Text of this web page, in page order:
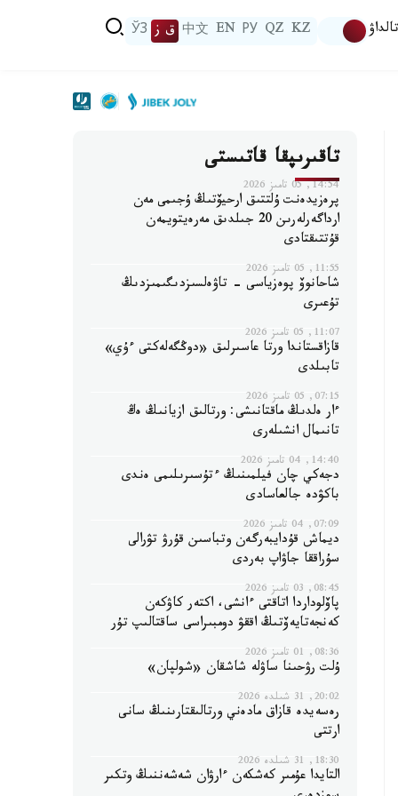
تالداۋ KZ
QZ
РУ
EN
中文 ق ز ЎЗ
تاقىرىپقا قاتىستى
14:54, 05 تامىز 2026
پرەزيدەنت ۇلتتىق ارحيۆتىڭ ۇجىمى مەن
ارداگەرلەرىن 20 جىلدىق مەرەيتويمەن
قۇتتىقتادى
11:55, 05 تامىز 2026
شاحانوۆ پوەزياسى - تاۋەلسىزدىگىمىزدىڭ
تۇعىرى
11:07, 05 تامىز 2026
قازاقستاندا ورتا عاسىرلىق «دوڭگەلەكتى ءۇي»
تابىلدى
07:15, 05 تامىز 2026
ءار ەلدىڭ ماقتانىشى: ورتالىق ازيانىڭ ەڭ
تانىمال انشىلەرى
14:40, 04 تامىز 2026
دجەكي چان فيلمىنىڭ ءتۇسىرىلىمى ەندى
باكۋدە جالعاسادى
07:09, 04 تامىز 2026
ديماش قۇدايبەرگەن وتباسىن قۇرۋ تۋرالى
سۇراققا جاۋاپ بەردى
08:45, 03 تامىز 2026
پاۆلوداردا اتاقتى ءانشى، اكتەر كاۋكەن
كەنجەتايەۆتىڭ اققۋ دومبىراسى ساقتالىپ تۇر
08:36, 01 تامىز 2026
ۇلت رۋحىنا ساۋلە شاشقان «شولپان»
20:02, 31 شىلدە 2026
رەسەيدە قازاق مادەني ورتالىقتارىنىڭ سانى
ارتتى
18:30, 31 شىلدە 2026
التايدا عۇمىر كەشكەن ءارۋان شەشەننىڭ وتكىر